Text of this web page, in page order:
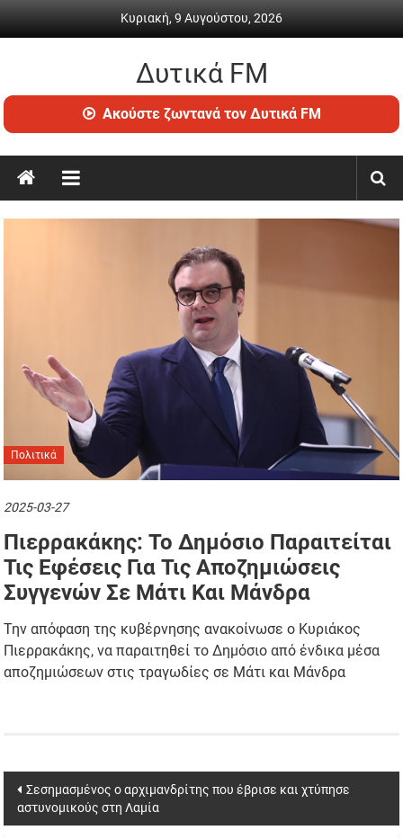
Κυριακή, 9 Αυγούστου, 2026
Δυτικά FM
Ραδιόφωνο
•
ενημέρωση
Ακούστε ζωντανά τον Δυτικά FM
Πολιτικά
2025-03-27
Πιερρακάκης: Το Δημόσιο Παραιτείται
Τις Εφέσεις Για Τις Αποζημιώσεις
Συγγενών Σε Μάτι Και Μάνδρα
Την απόφαση της κυβέρνησης ανακοίνωσε ο Κυριάκος
Πιερρακάκης, να παραιτηθεί το Δημόσιο από ένδικα μέσα
αποζημιώσεων στις τραγωδίες σε Μάτι και Μάνδρα
Post
navigation
Σεσημασμένος ο αρχιμανδρίτης που έβρισε και χτύπησε
αστυνομικούς στη Λαμία